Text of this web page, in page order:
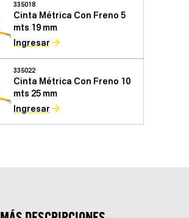
335018
Cinta Métrica Con Freno 5
mts 19 mm
Ingresar
335022
Cinta Métrica Con Freno 10
mts 25 mm
Ingresar